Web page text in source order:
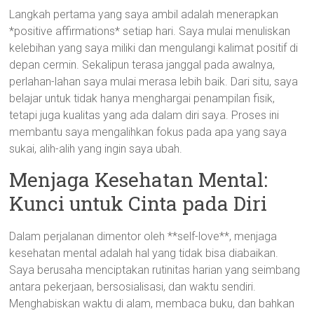
Langkah pertama yang saya ambil adalah menerapkan
*positive affirmations* setiap hari. Saya mulai menuliskan
kelebihan yang saya miliki dan mengulangi kalimat positif di
depan cermin. Sekalipun terasa janggal pada awalnya,
perlahan-lahan saya mulai merasa lebih baik. Dari situ, saya
belajar untuk tidak hanya menghargai penampilan fisik,
tetapi juga kualitas yang ada dalam diri saya. Proses ini
membantu saya mengalihkan fokus pada apa yang saya
sukai, alih-alih yang ingin saya ubah.
Menjaga Kesehatan Mental:
Kunci untuk Cinta pada Diri
Dalam perjalanan dimentor oleh **self-love**, menjaga
kesehatan mental adalah hal yang tidak bisa diabaikan.
Saya berusaha menciptakan rutinitas harian yang seimbang
antara pekerjaan, bersosialisasi, dan waktu sendiri.
Menghabiskan waktu di alam, membaca buku, dan bahkan